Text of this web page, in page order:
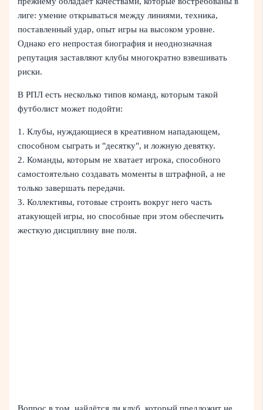
лиге: умение открываться между линиями, техника,
поставленный удар, опыт игры на высоком уровне.
Однако его непростая биография и неоднозначная
репутация заставляют клубы многократно взвешивать
риски.
В РПЛ есть несколько типов команд, которым такой
футболист может подойти:
1. Клубы, нуждающиеся в креативном нападающем,
способном сыграть и "десятку", и ложную девятку.
2. Команды, которым не хватает игрока, способного
самостоятельно создавать моменты в штрафной, а не
только завершать передачи.
3. Коллективы, готовые строить вокруг него часть
атакующей игры, но способные при этом обеспечить
жесткую дисциплину вне поля.
Вопрос в том, найдётся ли клуб, который предложит не